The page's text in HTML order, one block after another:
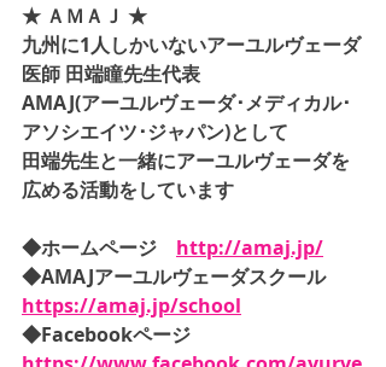
★ ＡＭＡＪ ★
九州に1人しかいないアーユルヴェーダ
医師 田端瞳先生代表
AMAJ(アーユルヴェーダ･メディカル･
アソシエイツ･ジャパン)として
田端先生と一緒にアーユルヴェーダを
広める活動をしています
◆ホームページ http://amaj.jp/
◆AMAJアーユルヴェーダスクール
https://amaj.jp/school
◆Facebookページ